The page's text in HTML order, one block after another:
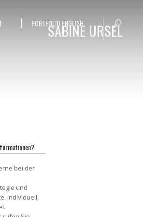
SABINE URSEL
PORTFOLIO ENGLISH
bei der
und
Individuell,